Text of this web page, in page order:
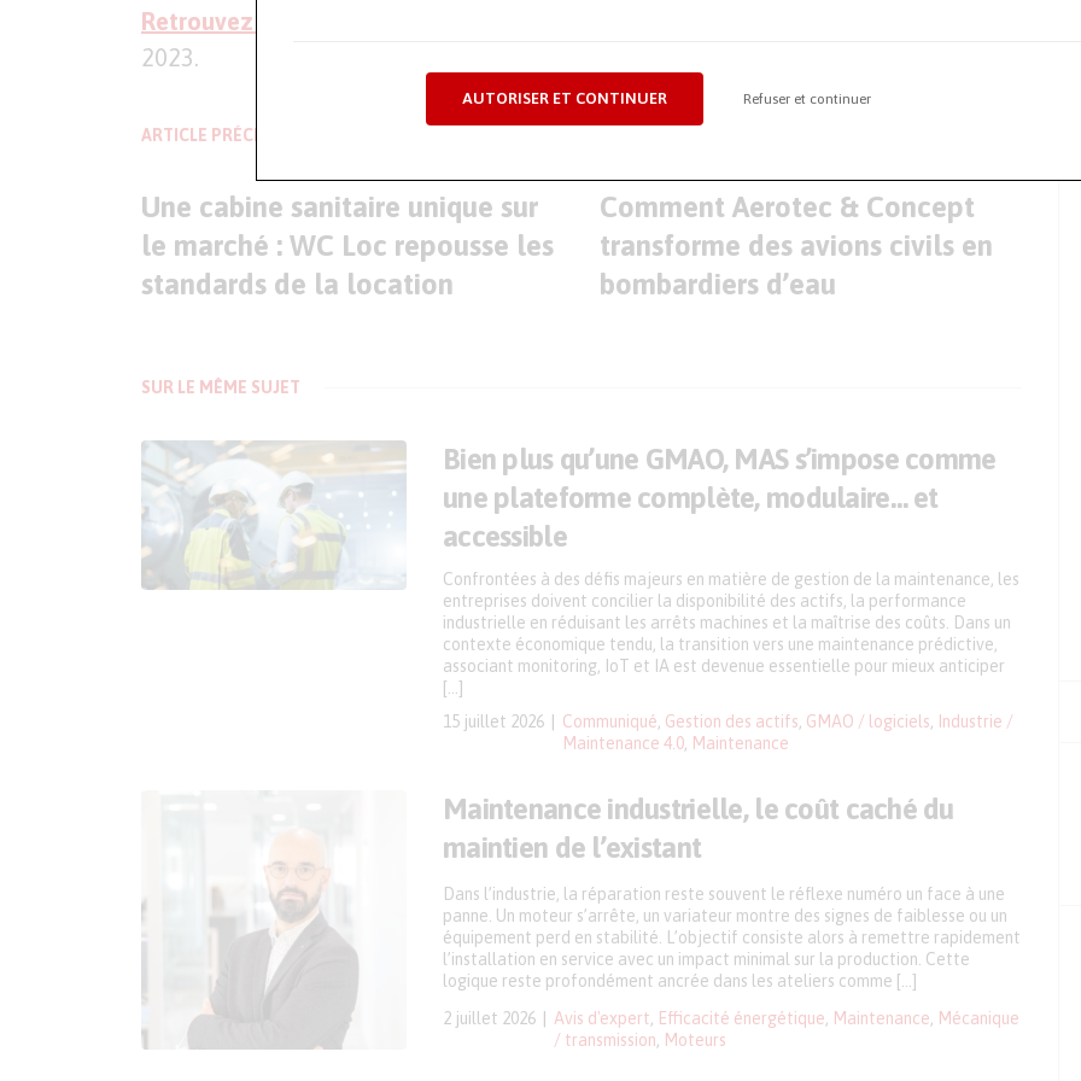
AUTORISER ET CONTINUER Refuser et continuer
Retrouvez la vidéo de son intervention
2023.
ARTICLE PRÉCÉDENT
Une cabine sanitaire unique sur
le marché : WC Loc repousse les
standards de la location
Comment Aerotec & Concept
transforme des avions civils en
bombardiers d’eau
SUR LE MÊME SUJET
Bien plus qu’une GMAO, MAS s’impose comme
une plateforme complète, modulaire… et
accessible
15 juillet 2026 Communiqué Gestion des actifs GMAO / logiciels
Industrie /
Maintenance 4.0 Maintenance
Confrontées à des défis majeurs en matière de gestion de la maintenance, les
entreprises doivent concilier la disponibilité des actifs, la performance
industrielle en réduisant les arrêts machines et la maîtrise des coûts. Dans un
contexte économique tendu, la transition vers une maintenance prédictive,
associant monitoring, IoT et IA est devenue essentielle pour mieux anticiper
[…]
Maintenance industrielle, le coût caché du
maintien de l’existant
2 juillet 2026 Avis d'expert Efficacité énergétique Maintenance
Mécanique
/ transmission
Moteurs
Dans l’industrie, la réparation reste souvent le réflexe numéro un face à une
panne. Un moteur s’arrête, un variateur montre des signes de faiblesse ou un
équipement perd en stabilité. L’objectif consiste alors à remettre rapidement
l’installation en service avec un impact minimal sur la production. Cette
logique reste profondément ancrée dans les ateliers comme […]